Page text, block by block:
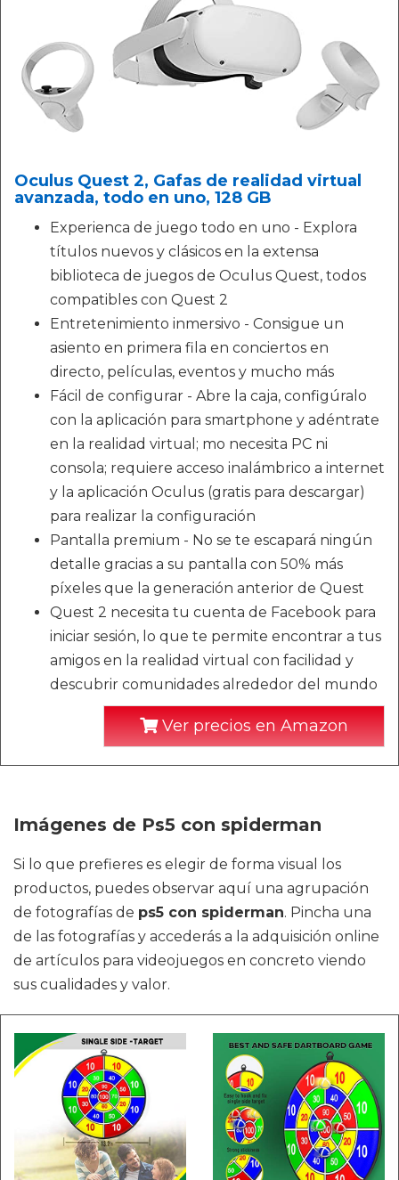
Oculus Quest 2, Gafas de realidad virtual
avanzada, todo en uno, 128 GB
Experienca de juego todo en uno - Explora
títulos nuevos y clásicos en la extensa
biblioteca de juegos de Oculus Quest, todos
compatibles con Quest 2
Entretenimiento inmersivo - Consigue un
asiento en primera fila en conciertos en
directo, películas, eventos y mucho más
Fácil de configurar - Abre la caja, configúralo
con la aplicación para smartphone y adéntrate
en la realidad virtual; mo necesita PC ni
consola; requiere acceso inalámbrico a internet
y la aplicación Oculus (gratis para descargar)
para realizar la configuración
Pantalla premium - No se te escapará ningún
detalle gracias a su pantalla con 50% más
píxeles que la generación anterior de Quest
Quest 2 necesita tu cuenta de Facebook para
iniciar sesión, lo que te permite encontrar a tus
amigos en la realidad virtual con facilidad y
descubrir comunidades alrededor del mundo
Ver precios en Amazon
Imágenes de Ps5 con spiderman
Si lo que prefieres es elegir de forma visual los
productos, puedes observar aquí una agrupación
de fotografías de ps5 con spiderman. Pincha una
de las fotografías y accederás a la adquisición online
de artículos para videojuegos en concreto viendo
sus cualidades y valor.